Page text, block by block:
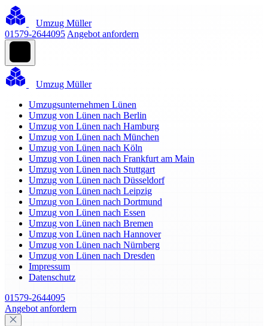
Umzug Müller
01579-2644095 Angebot anfordern
Umzug Müller
Umzugsunternehmen Lünen
Umzug von Lünen nach Berlin
Umzug von Lünen nach Hamburg
Umzug von Lünen nach München
Umzug von Lünen nach Köln
Umzug von Lünen nach Frankfurt am Main
Umzug von Lünen nach Stuttgart
Umzug von Lünen nach Düsseldorf
Umzug von Lünen nach Leipzig
Umzug von Lünen nach Dortmund
Umzug von Lünen nach Essen
Umzug von Lünen nach Bremen
Umzug von Lünen nach Hannover
Umzug von Lünen nach Nürnberg
Umzug von Lünen nach Dresden
Impressum
Datenschutz
01579-2644095
Angebot anfordern